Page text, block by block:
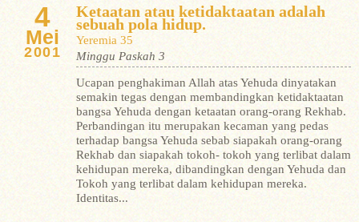
4
Mei
2001
Ketaatan atau ketidaktaatan adalah
sebuah pola hidup.
Yeremia 35
Minggu Paskah 3
Ucapan penghakiman Allah atas Yehuda dinyatakan
semakin tegas dengan membandingkan ketidaktaatan
bangsa Yehuda dengan ketaatan orang-orang Rekhab.
Perbandingan itu merupakan kecaman yang pedas
terhadap bangsa Yehuda sebab siapakah orang-orang
Rekhab dan siapakah tokoh- tokoh yang terlibat dalam
kehidupan mereka, dibandingkan dengan Yehuda dan
Tokoh yang terlibat dalam kehidupan mereka.
Identitas...